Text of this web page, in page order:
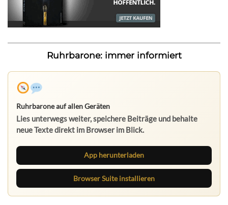
Ruhrbarone: immer informiert
Ruhrbarone auf allen Geräten
Lies unterwegs weiter, speichere Beiträge und behalte
neue Texte direkt im Browser im Blick.
App herunterladen
Browser Suite installieren